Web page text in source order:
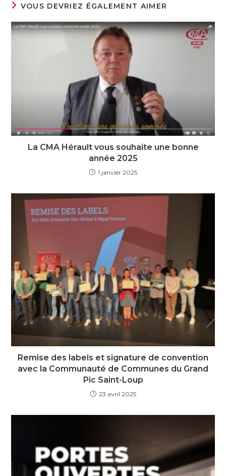
VOUS DEVRIEZ ÉGALEMENT AIMER
La CMA Hérault vous souhaite une bonne
année 2025
1 janvier 2025
Remise des labels et signature de convention
avec la Communauté de Communes du Grand
Pic Saint-Loup
23 avril 2025